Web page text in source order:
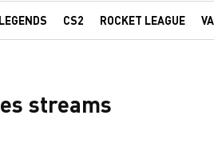
CS2 ROCKET LEAGUE
streams